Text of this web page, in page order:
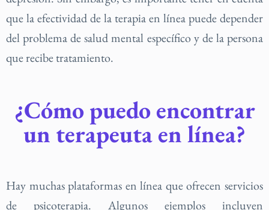
que la efectividad de la terapia en línea puede depender
del problema de salud mental específico y de la persona
que recibe tratamiento.
¿Cómo puedo encontrar
un terapeuta en línea?
Hay muchas plataformas en línea que ofrecen servicios
de psicoterapia. Algunos ejemplos incluyen